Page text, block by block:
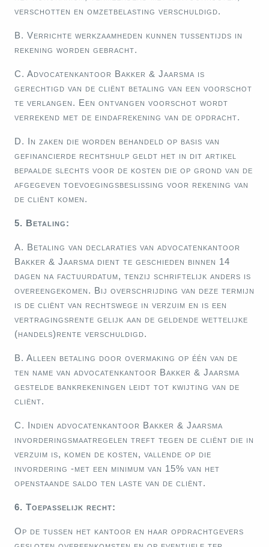
verschotten en omzetbelasting verschuldigd.
B. Verrichte werkzaamheden kunnen tussentijds in
rekening worden gebracht.
C. Advocatenkantoor Bakker & Jaarsma is
gerechtigd van de cliënt betaling van een voorschot
te verlangen. Een ontvangen voorschot wordt
verrekend met de eindafrekening van de opdracht.
D. In zaken die worden behandeld op basis van
gefinancierde rechtshulp geldt het in dit artikel
bepaalde slechts voor de kosten die op grond van de
afgegeven toevoegingsbeslissing voor rekening van
de cliënt komen.
5. Betaling:
A. Betaling van declaraties van advocatenkantoor
Bakker & Jaarsma dient te geschieden binnen 14
dagen na factuurdatum, tenzij schriftelijk anders is
overeengekomen. Bij overschrijding van deze termijn
is de cliënt van rechtswege in verzuim en is een
vertragingsrente gelijk aan de geldende wettelijke
(handels)rente verschuldigd.
B. Alleen betaling door overmaking op één van de
ten name van advocatenkantoor Bakker & Jaarsma
gestelde bankrekeningen leidt tot kwijting van de
cliënt.
C. Indien advocatenkantoor Bakker & Jaarsma
invorderingsmaatregelen treft tegen de cliënt die in
verzuim is, komen de kosten, vallende op die
invordering -met een minimum van 15% van het
openstaande saldo ten laste van de cliënt.
6. Toepasselijk recht:
Op de tussen het kantoor en haar opdrachtgevers